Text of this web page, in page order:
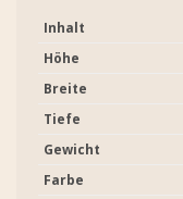
Inhalt
Höhe
Breite
Tiefe
Gewicht
Farbe